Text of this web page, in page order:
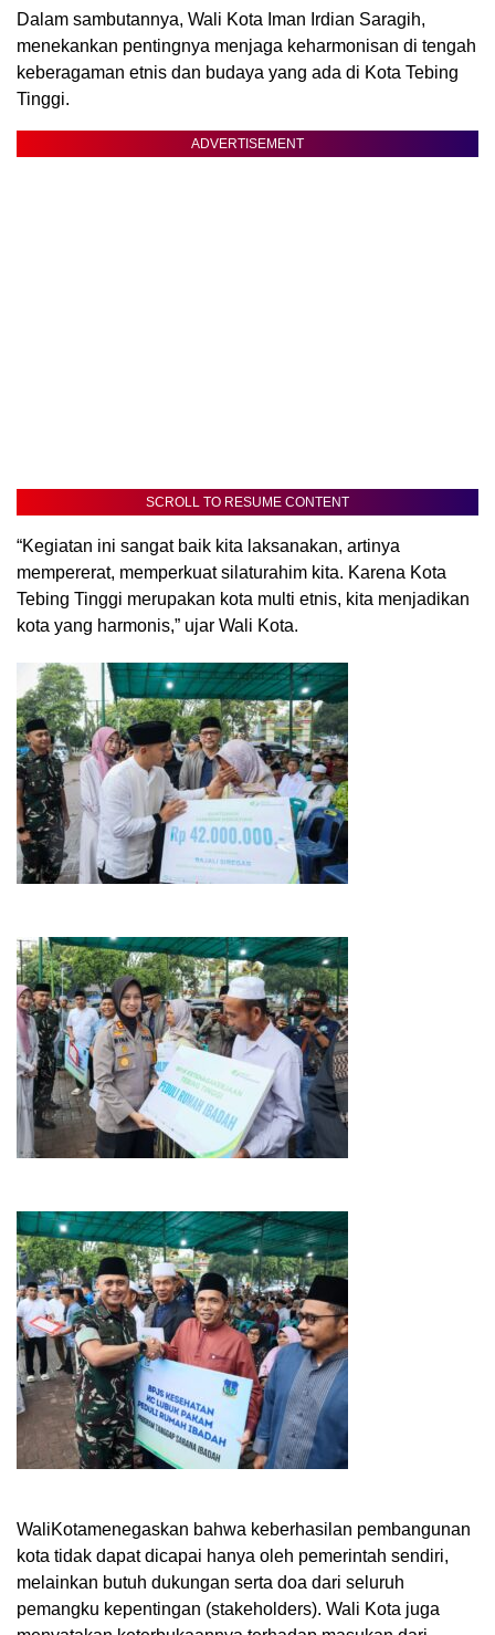
Dalam sambutannya, Wali Kota Iman Irdian Saragih,
menekankan pentingnya menjaga keharmonisan di tengah
keberagaman etnis dan budaya yang ada di Kota Tebing
Tinggi.
ADVERTISEMENT
SCROLL TO RESUME CONTENT
“Kegiatan ini sangat baik kita laksanakan, artinya
mempererat, memperkuat silaturahim kita. Karena Kota
Tebing Tinggi merupakan kota multi etnis, kita menjadikan
kota yang harmonis,” ujar Wali Kota.
WaliKotamenegaskan bahwa keberhasilan pembangunan
kota tidak dapat dicapai hanya oleh pemerintah sendiri,
melainkan butuh dukungan serta doa dari seluruh
pemangku kepentingan (stakeholders). Wali Kota juga